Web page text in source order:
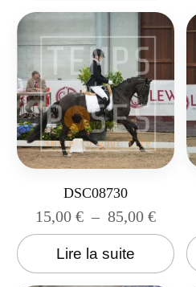
DSC08730
15,00 € – 85,00 €
Lire la suite